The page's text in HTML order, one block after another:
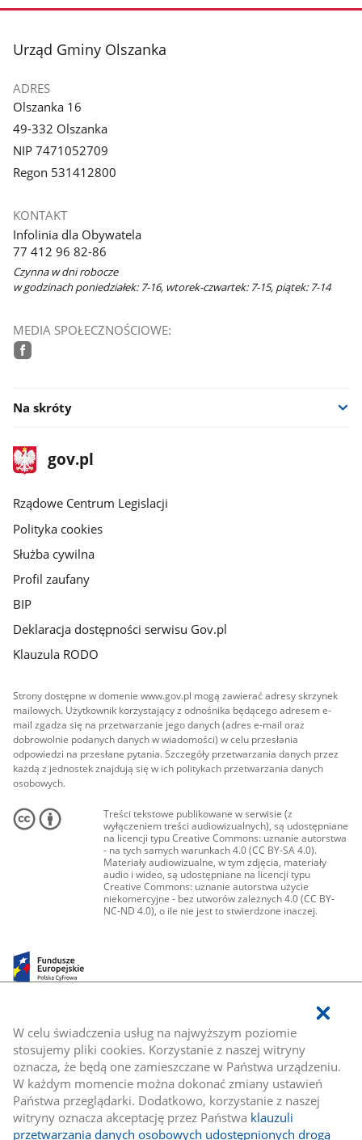
W celu świadczenia usług na najwyższym poziomie
stosujemy pliki cookies. Korzystanie z naszej witryny
oznacza, że będą one zamieszczane w Państwa urządzeniu.
W każdym momencie można dokonać zmiany ustawień
Państwa przeglądarki. Dodatkowo, korzystanie z naszej
witryny oznacza akceptację przez Państwa klauzuli
przetwarzania danych osobowych udostępnionych drogą
stopka
Urząd Gminy Olszanka
ADRES
Olszanka 16
49-332 Olszanka
NIP 7471052709
Regon 531412800
KONTAKT
Infolinia dla Obywatela
77 412 96 82-86
Czynna w dni robocze
w godzinach poniedziałek: 7-16, wtorek-czwartek: 7-15, piątek: 7-14
MEDIA SPOŁECZNOŚCIOWE:
Na skróty
stopka
gov.plStrona
gov.pl
Rządowe Centrum Legislacji
Polityka cookies
Służba cywilna
Profil zaufany
BIP
Deklaracja dostępności serwisu Gov.pl
Klauzula RODO
Strony dostępne w domenie www.gov.pl mogą zawierać adresy skrzynek
mailowych. Użytkownik korzystający z odnośnika będącego adresem e-
mail zgadza się na przetwarzanie jego danych (adres e-mail oraz
dobrowolnie podanych danych w wiadomości) w celu przesłania
odpowiedzi na przesłane pytania. Szczegóły przetwarzania danych przez
każdą z jednostek znajdują się w ich politykach przetwarzania danych
osobowych.
Treści tekstowe publikowane w serwisie (z
wyłączeniem treści audiowizualnych), są udostępniane
na licencji typu Creative Commons: uznanie autorstwa
- na tych samych warunkach 4.0 (CC BY-SA 4.0).
Materiały audiowizualne, w tym zdjęcia, materiały
audio i wideo, są udostępniane na licencji typu
Creative Commons: uznanie autorstwa użycie
niekomercyjne - bez utworów zależnych 4.0 (CC BY-
NC-ND 4.0), o ile nie jest to stwierdzone inaczej.